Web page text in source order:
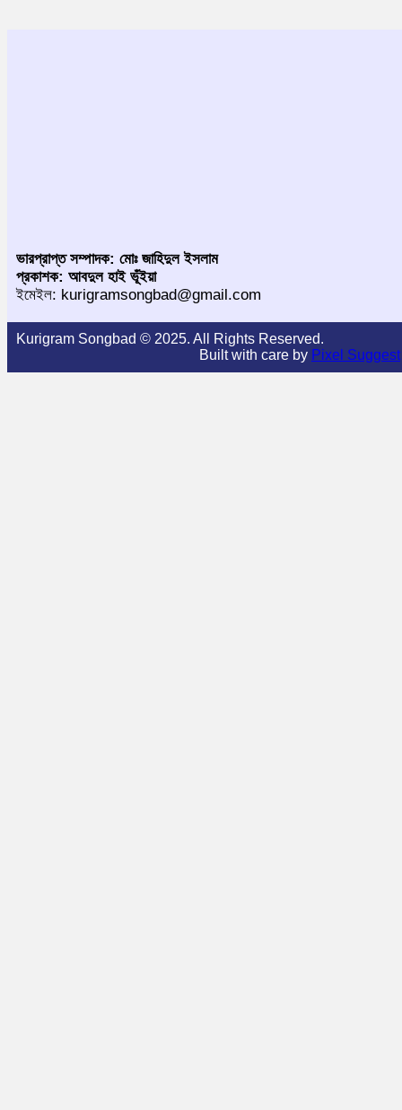
ভারপ্রাপ্ত সম্পাদক: মোঃ জাহিদুল ইসলাম
প্রকাশক: আবদুল হাই ভূঁইয়া
ইমেইল: kurigramsongbad@gmail.com
Kurigram Songbad © 2025. All Rights Reserved.
Built with care by Pixel Suggest